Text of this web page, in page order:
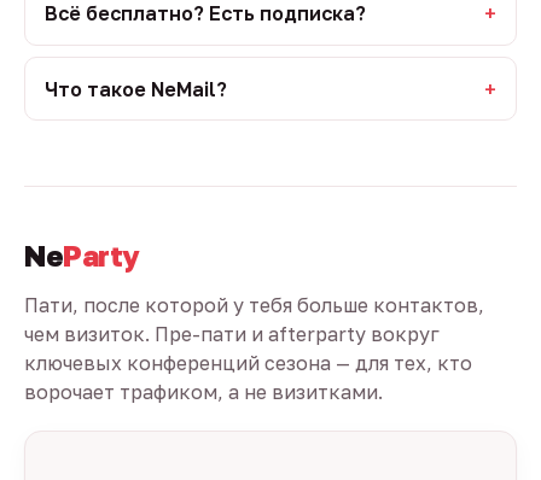
Всё бесплатно? Есть подписка?
Что такое NeMail?
NeParty
Пати, после которой у тебя больше контактов,
чем визиток. Пре-пати и afterparty вокруг
ключевых конференций сезона — для тех, кто
ворочает трафиком, а не визитками.